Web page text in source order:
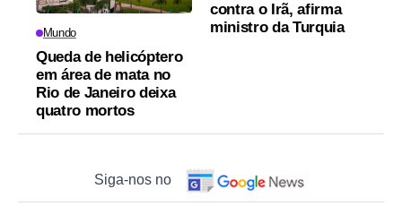
Mundo
Queda de helicóptero
em área de mata no
Rio de Janeiro deixa
quatro mortos
contra o Irã, afirma
ministro da Turquia
Siga-nos no